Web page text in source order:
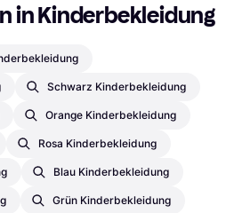
in Kinderbekleidung
Schwarz Kinderbekleidung
Orange Kinderbekleidung
Rosa Kinderbekleidung
Blau Kinderbekleidung
Grün Kinderbekleidung